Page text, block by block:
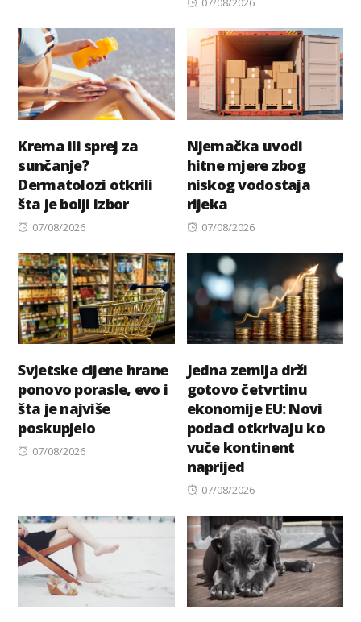
Krema ili sprej za
sunčanje?
Dermatolozi otkrili
šta je bolji izbor
Posted
07/08/2026
Njemačka uvodi
hitne mjere zbog
niskog vodostaja
rijeka
Posted
07/08/2026
Svjetske cijene hrane
ponovo porasle, evo i
šta je najviše
poskupjelo
Posted
07/08/2026
Jedna zemlja drži
gotovo četvrtinu
ekonomije EU: Novi
podaci otkrivaju ko
vuče kontinent
naprijed
Posted
07/08/2026